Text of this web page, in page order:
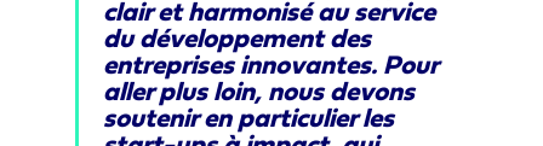
clair et harmonisé au service
du développement des
entreprises innovantes. Pour
aller plus loin, nous devons
soutenir en particulier les